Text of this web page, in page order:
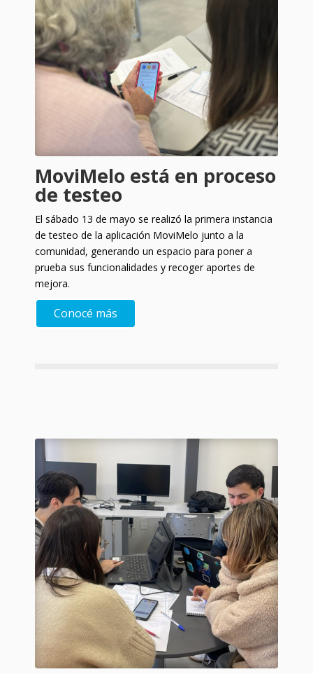
MoviMelo está en proceso
de testeo
El sábado 13 de mayo se realizó la primera instancia
de testeo de la aplicación MoviMelo junto a la
comunidad, generando un espacio para poner a
prueba sus funcionalidades y recoger aportes de
mejora.
Conocé más